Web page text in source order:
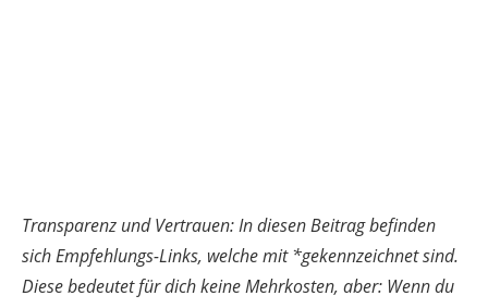
kleine Provision. Diese hilf mir, diese Seite zu betreiben
und unterstützt den Blog und meine Arbeit. Vielen lieben
Dank!